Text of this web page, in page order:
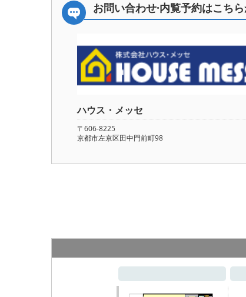
お問い合わせ·内覧予約はこち
ハウス・メッセ
〒606-8225
京都市左京区田中門前町98